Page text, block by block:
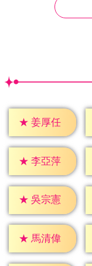
★ 姜厚任
★ 李亞萍
★ 吳宗憲
★ 馬清偉